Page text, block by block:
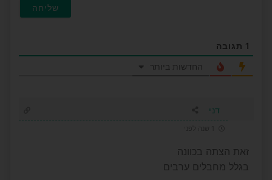
1 תגובה
החדשות ביותר
דני
זאת הצתה בכוונה
בגלל מחבלים ערבים